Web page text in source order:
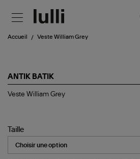
Accueil Veste William Grey
ANTIK BATIK
Veste
Veste William Grey
Taille